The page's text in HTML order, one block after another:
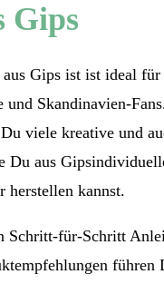
Gips
aus Gips ist ist ideal für
und Skandinavien-
viele kreative und
Du aus
herstellen kannst.
Schritt-für-Schritt
führen